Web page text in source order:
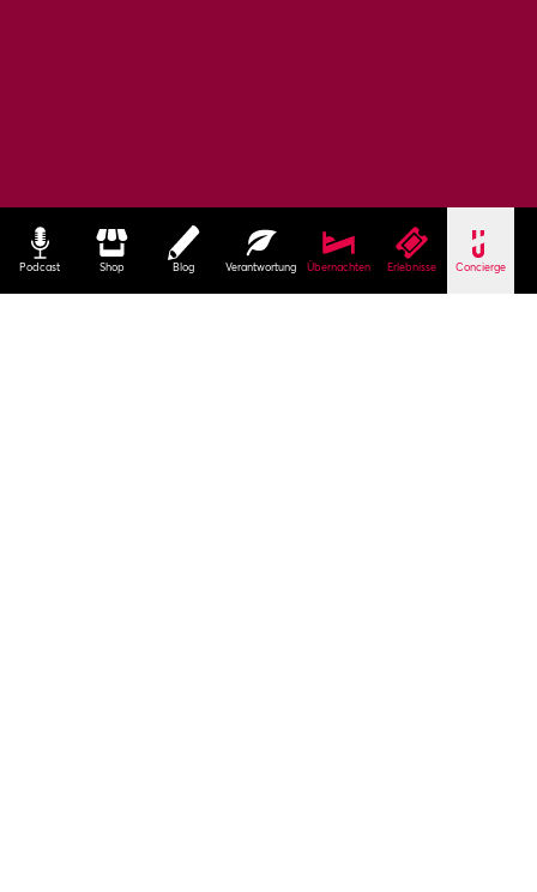
Podcast Shop Blog Verantwortung Übernachten Erlebnisse Concierge